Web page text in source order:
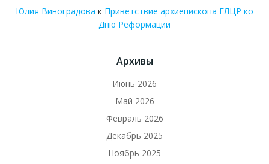
Юлия Виноградова к Приветствие архиепископа ЕЛЦР ко
Дню Реформации
Архивы
Июнь 2026
Май 2026
Февраль 2026
Декабрь 2025
Ноябрь 2025